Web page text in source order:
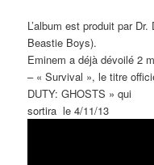
L’album est produit par
Beastie Boys).
Eminem a déjà dévoilé 2
– « Survival », le titre
DUTY: GHOSTS » qui
sortira le 4/11/13